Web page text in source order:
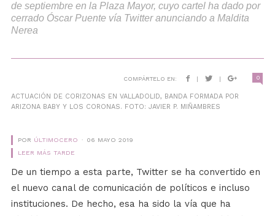
de septiembre en la Plaza Mayor, cuyo cartel ha dado por
cerrado Óscar Puente vía Twitter anunciando a Maldita
Nerea
COMPÁRTELO EN: | | 0
ACTUACIÓN DE CORIZONAS EN VALLADOLID, BANDA FORMADA POR
ARIZONA BABY Y LOS CORONAS. FOTO: JAVIER P. MIÑAMBRES
POR ÚLTIMOCERO
06 MAYO 2019
LEER MÁS TARDE
De un tiempo a esta parte, Twitter se ha convertido en
el nuevo canal de comunicación de políticos e incluso
instituciones. De hecho, esa ha sido la vía que ha